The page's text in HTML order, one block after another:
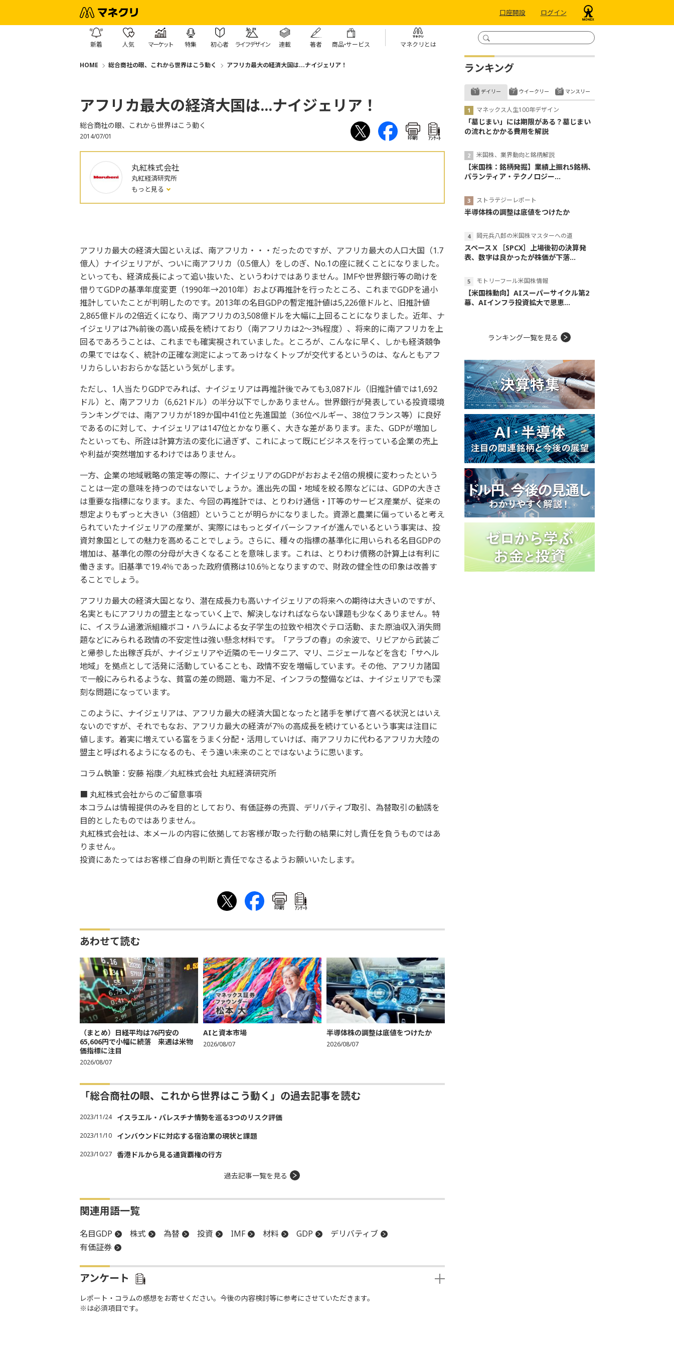
口座開設 ログイン
新着 人気 マーケット 特集 初心者 ライフデザイン 連載 著者 商品・サービス マネクリとは
HOME 総合商社の眼、これから世界はこう動く アフリカ最大の経済大国は...ナイジェリア！
アフリカ最大の経済大国は...ナイジェリア！
総合商社の眼、これから世界はこう動く
2014/07/01 印刷 ｱﾝｹｰﾄ
丸紅株式会社
丸紅経済研究所
もっと見る
アフリカ最大の経済大国といえば、南アフリカ・・・だったのですが、アフリカ最大の人口大国（1.7
億人）ナイジェリアが、ついに南アフリカ（0.5億人）をしのぎ、No.1の座に就くことになりました。
といっても、経済成長によって追い抜いた、というわけではありません。IMFや世界銀行等の助けを
借りてGDPの基準年度変更（1990年→2010年）および再推計を行ったところ、これまでGDPを過小
推計していたことが判明したのです。2013年の名目GDPの暫定推計値は5,226億ドルと、旧推計値
2,865億ドルの2倍近くになり、南アフリカの3,508億ドルを大幅に上回ることになりました。近年、ナ
イジェリアは7%前後の高い成長を続けており（南アフリカは2～3%程度）、将来的に南アフリカを上
回るであろうことは、これまでも確実視されていました。ところが、こんなに早く、しかも経済競争
の果てではなく、統計の正確な測定によってあっけなくトップが交代するというのは、なんともアフ
リカらしいおおらかな話という気がします。
ただし、1人当たりGDPでみれば、ナイジェリアは再推計後でみても3,087ドル（旧推計値では1,692
ドル）と、南アフリカ（6,621ドル）の半分以下でしかありません。世界銀行が発表している投資環境
ランキングでは、南アフリカが189か国中41位と先進国並（36位ベルギー、38位フランス等）に良好
であるのに対して、ナイジェリアは147位とかなり悪く、大きな差があります。また、GDPが増加し
たといっても、所詮は計算方法の変化に過ぎず、これによって既にビジネスを行っている企業の売上
や利益が突然増加するわけではありません。
一方、企業の地域戦略の策定等の際に、ナイジェリアのGDPがおおよそ2倍の規模に変わったという
ことは一定の意味を持つのではないでしょうか。進出先の国・地域を絞る際などには、GDPの大きさ
は重要な指標になります。また、今回の再推計では、とりわけ通信・IT等のサービス産業が、従来の
想定よりもずっと大きい（3倍超）ということが明らかになりました。資源と農業に偏っていると考え
られていたナイジェリアの産業が、実際にはもっとダイバーシファイが進んでいるという事実は、投
資対象国としての魅力を高めることでしょう。さらに、種々の指標の基準化に用いられる名目GDPの
増加は、基準化の際の分母が大きくなることを意味します。これは、とりわけ債務の計算上は有利に
働きます。旧基準で19.4％であった政府債務は10.6％となりますので、財政の健全性の印象は改善す
ることでしょう。
アフリカ最大の経済大国となり、潜在成長力も高いナイジェリアの将来への期待は大きいのですが、
名実ともにアフリカの盟主となっていく上で、解決しなければならない課題も少なくありません。特
に、イスラム過激派組織ボコ・ハラムによる女子学生の拉致や相次ぐテロ活動、また原油収入消失問
題などにみられる政情の不安定性は強い懸念材料です。「アラブの春」の余波で、リビアから武装ご
と帰参した出稼ぎ兵が、ナイジェリアや近隣のモーリタニア、マリ、ニジェールなどを含む「サヘル
地域」を拠点として活発に活動していることも、政情不安を増幅しています。その他、アフリカ諸国
で一般にみられるような、貧富の差の問題、電力不足、インフラの整備などは、ナイジェリアでも深
刻な問題になっています。
このように、ナイジェリアは、アフリカ最大の経済大国となったと諸手を挙げて喜べる状況とはいえ
ないのですが、それでもなお、アフリカ最大の経済が7％の高成長を続けているという事実は注目に
値します。着実に増えている富をうまく分配・活用していけば、南アフリカに代わるアフリカ大陸の
盟主と呼ばれるようになるのも、そう遠い未来のことではないように思います。
コラム執筆：安藤 裕康／丸紅株式会社 丸紅経済研究所
■ 丸紅株式会社からのご留意事項
本コラムは情報提供のみを目的としており、有価証券の売買、デリバティブ取引、為替取引の勧誘を
目的としたものではありません。
丸紅株式会社は、本メールの内容に依拠してお客様が取った行動の結果に対し責任を負うものではあ
りません。
投資にあたってはお客様ご自身の判断と責任でなさるようお願いいたします。
印刷 ｱﾝｹｰﾄ
あわせて読む
（まとめ）日経平均は76円安の
65,606円で小幅に続落 来週は米物
価指標に注目
2026/08/07
AIと資本市場
2026/08/07
半導体株の調整は底値をつけたか
2026/08/07
「総合商社の眼、これから世界はこう動く」の過去記事を読む
2023/11/24 イスラエル・パレスチナ情勢を巡る3つのリスク評価
2023/11/10 インバウンドに対応する宿泊業の現状と課題
2023/10/27 香港ドルから見る通貨覇権の行方
過去記事一覧を見る
関連用語一覧
名目GDP 株式 為替 投資 IMF 材料 GDP
デリバティブ
有価証券
アンケート
レポート・コラムの感想をお寄せください。今後の内容検討等に参考にさせていただきます。
※は必須項目です。
ランキング
デイリー
マネックス人生100年デザイン
「墓じまい」には期限がある？墓じまい
の流れとかかる費用を解説
米国株、業界動向と銘柄解説
【米国株：銘柄発掘】業績上振れ5銘柄、
パランティア・テクノロジー...
ストラテジーレポート
半導体株の調整は底値をつけたか
岡元兵八郎の米国株マスターへの道
スペースＸ［SPCX］上場後初の決算発
表、数字は良かったが株価が下落...
モトリーフール米国株情報
【米国株動向】AIスーパーサイクル第2
幕、AIインフラ投資拡大で恩恵...
ウイークリー マンスリー
ランキング一覧を見る